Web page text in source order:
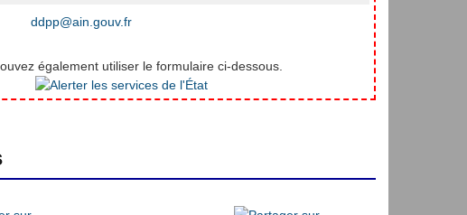
ddpp@ain.gouv.fr
également utiliser le formulaire ci-dessous.